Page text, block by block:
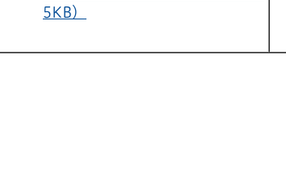
5KB）